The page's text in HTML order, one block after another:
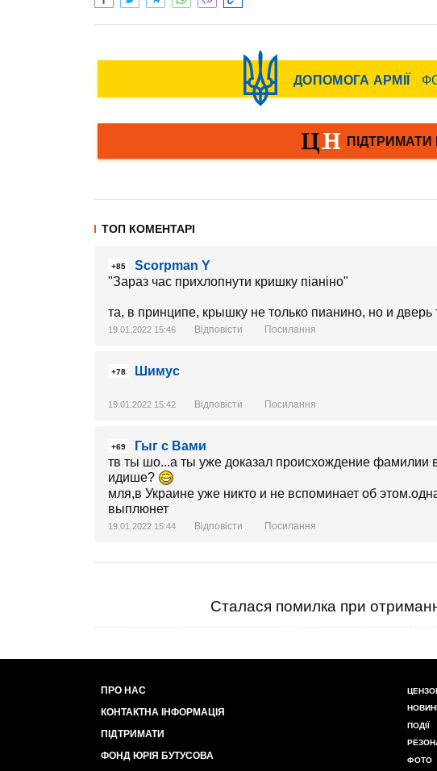
ТОП КОМЕНТАРІ
+85
Scorpman Y
"Зараз час прихлопнути кришку піаніно"
та, в принципе, крышку не только пианино, но и
19.01.2022 15:46 Відповісти Посилання
+78 Шимус
19.01.2022 15:42 Відповісти Посилання
+69
Гыг с Вами
тв ты шо...а ты уже доказал происхождение фамилии
идише?
мля,в Украине уже никто и не вспоминает об
выплюнет
19.01.2022 15:44 Відповісти Посилання
Сталася помилка при
ПРО НАС
КОНТАКТНА ІНФОРМАЦІЯ
ПІДТРИМАТИ
ФОНД ЮРІЯ БУТУСОВА
ПОДІЇ
ФОТО